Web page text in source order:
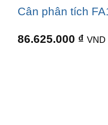
Cân phân tích
86.625.000 ₫ VND